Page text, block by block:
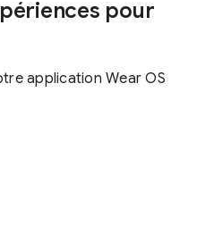
pour
application Wear OS